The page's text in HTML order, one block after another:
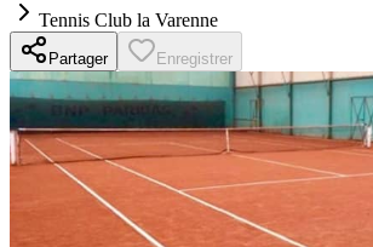
Tennis Club la Varenne
Partager Enregistrer